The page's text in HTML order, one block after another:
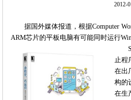
2012-
据国外媒体报道，根据Computer
ARM芯片的平板电脑有可能同时运行
止程
在出
构的
在生